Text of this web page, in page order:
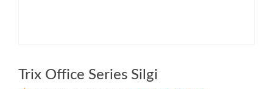
Trix Office Series Silgi